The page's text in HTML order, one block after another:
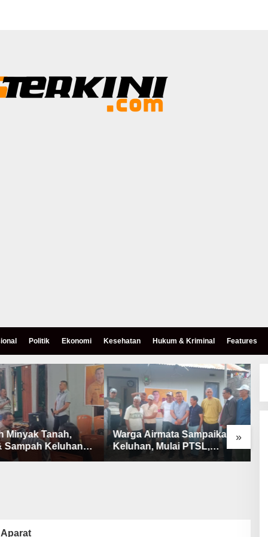
Politik Ekonomi Kesehatan Hukum & Kriminal Features
»
Minyak Tanah,
Sampah Keluhan
Airnona
Warga Airmata Sampaikan
Keluhan, Mulai PTSL,
Ketersediaan Minyak Tanah